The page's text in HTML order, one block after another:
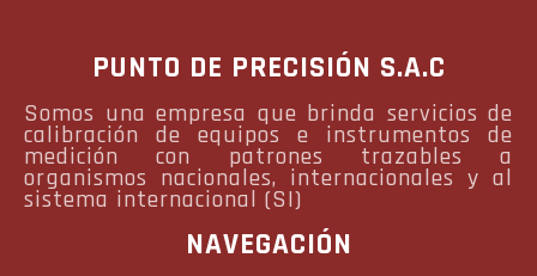
PUNTO DE PRECISIÓN S.A.C
Somos una empresa que brinda servicios de
calibración de equipos e instrumentos de
medición con patrones trazables a
organismos nacionales, internacionales y al
sistema internacional (SI)
NAVEGACIÓN